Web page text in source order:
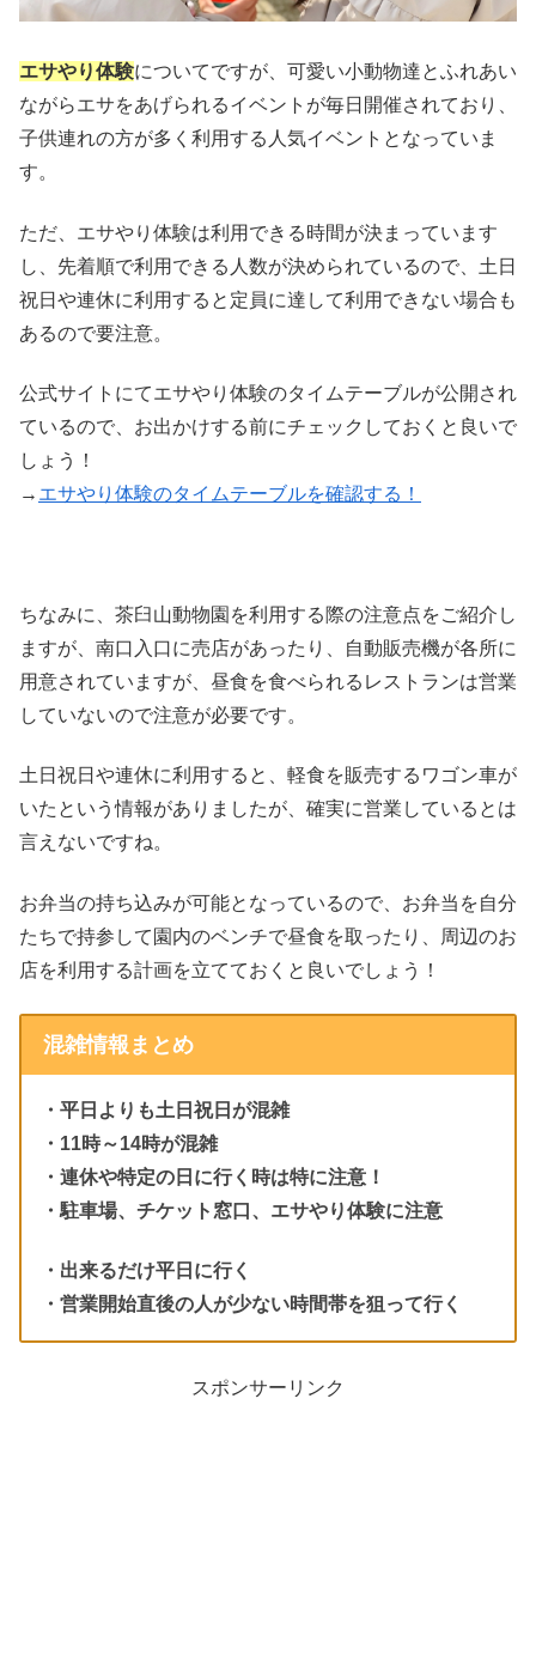
エサやり体験についてですが、可愛い小動物達とふれあい
ながらエサをあげられるイベントが毎日開催されており、
子供連れの方が多く利用する人気イベントとなっていま
す。
ただ、エサやり体験は利用できる時間が決まっています
し、先着順で利用できる人数が決められているので、土日
祝日や連休に利用すると定員に達して利用できない場合も
あるので要注意。
公式サイトにてエサやり体験のタイムテーブルが公開され
ているので、お出かけする前にチェックしておくと良いで
しょう！
→ エサやり体験のタイムテーブルを確認する！
ちなみに、茶臼山動物園を利用する際の注意点をご紹介し
ますが、南口入口に売店があったり、自動販売機が各所に
用意されていますが、昼食を食べられるレストランは営業
していないので注意が必要です。
土日祝日や連休に利用すると、軽食を販売するワゴン車が
いたという情報がありましたが、確実に営業しているとは
言えないですね。
お弁当の持ち込みが可能となっているので、お弁当を自分
たちで持参して園内のベンチで昼食を取ったり、周辺のお
店を利用する計画を立てておくと良いでしょう！
混雑情報まとめ
・平日よりも土日祝日が混雑
・11時～14時が混雑
・連休や特定の日に行く時は特に注意！
・駐車場、チケット窓口、エサやり体験に注意
・出来るだけ平日に行く
・営業開始直後の人が少ない時間帯を狙って行く
スポンサーリンク